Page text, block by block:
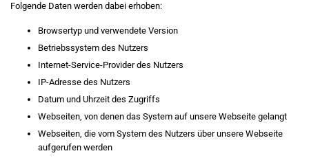
Folgende Daten werden dabei erhoben:
Browsertyp und verwendete Version
Betriebssystem des Nutzers
Internet-Service-Provider des Nutzers
IP-Adresse des Nutzers
Datum und Uhrzeit des Zugriffs
Webseiten, von denen das System auf unsere Webseite gelangt
Webseiten, die vom System des Nutzers über unsere Webseite
aufgerufen werden